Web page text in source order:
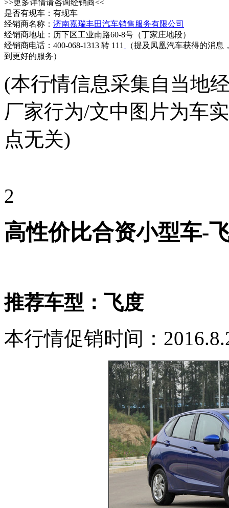
>>更多详情请咨询经销商<<
是否有现车：有现车
经销商名称： 济南嘉瑞丰田汽车销售服务有限公司
经销商地址：历下区工业南路60-8号（丁家庄地段）
经销商电话：400-068-1313 转 111
（提及凤凰汽车获得的消息
到更好的服务）
(本行情信息采集自当地
厂家行为/文中图片为车
点无关)
2
高性价比合资小型车-
推荐车型：飞度
本行情促销时间：